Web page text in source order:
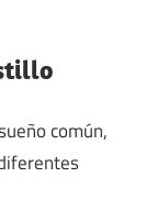
común,